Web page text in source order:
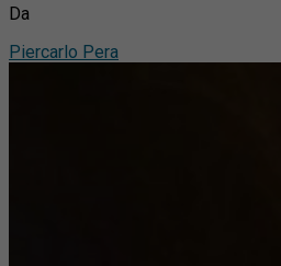
Da
Piercarlo Pera